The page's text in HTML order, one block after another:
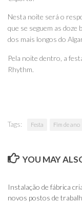
Nesta noite será o
que se seguem as doze
dos mais longos do
Pela noite dentro, a
Rhythm.
Tags: Festa Fim de ano
YOU MAY
Instalação de fábrica
novos postos de